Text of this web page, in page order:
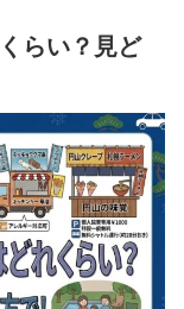
らい？見ど